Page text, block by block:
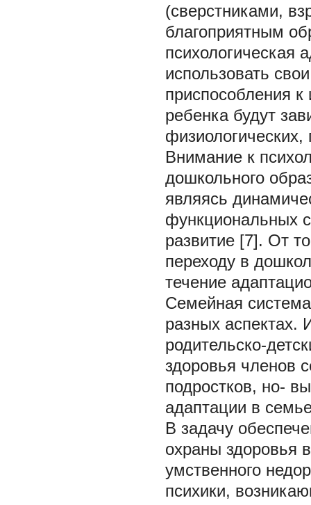
(сверстниками,
благоприятным
психологическая
использовать
приспособления
ребенка будут
Внимание к
дошкольного
являясь
функциональных
развитие [7]. От
переходу в
течение
Семейная
разных аспектах.
родительско-
здоровья членов
подростков, но-
адаптации в
В задачу
охраны здоровья
умственного
психики,